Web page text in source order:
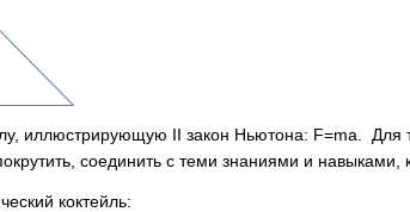
иллюстрирующую II закон Ньютона: F=ma. Для
соединить с теми знаниями и навыками,
коктейль: